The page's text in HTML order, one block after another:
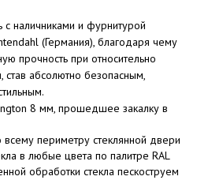
наличниками и фурнитурой
(Германия), благодаря чему
прочность при относительно
абсолютно безопасным,
8 мм, прошедшее закалку в
периметру стеклянной двери
в любые цвета по палитре RAL
обработки стекла пескоструем